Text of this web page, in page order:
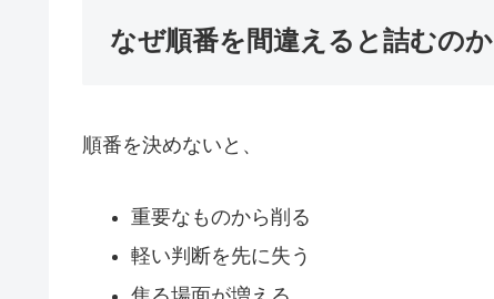
なぜ順番を間違えると詰むのか
順番を決めないと、
重要なものから削る
軽い判断を先に失う